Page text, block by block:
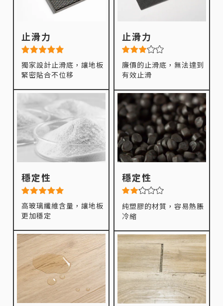
止滑力
獨家設計止滑底，讓地板
緊密貼合不位移
穩定性
高玻璃纖維含量，讓地板
更加穩定
止滑力
廉價的止滑底，無法達到
有效止滑
穩定性
純塑膠的材質，容易熱脹
冷縮